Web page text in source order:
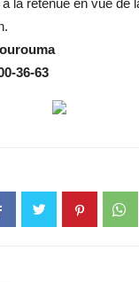
la retenue en vue de
36-63